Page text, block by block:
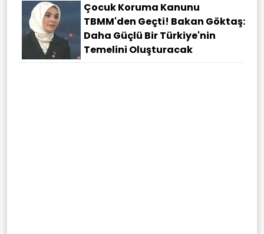
Çocuk Koruma Kanunu
TBMM'den Geçti! Bakan Göktaş:
Daha Güçlü Bir Türkiye'nin
Temelini Oluşturacak